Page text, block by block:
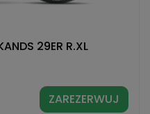
29ER R.XL
ZAREZERWUJ